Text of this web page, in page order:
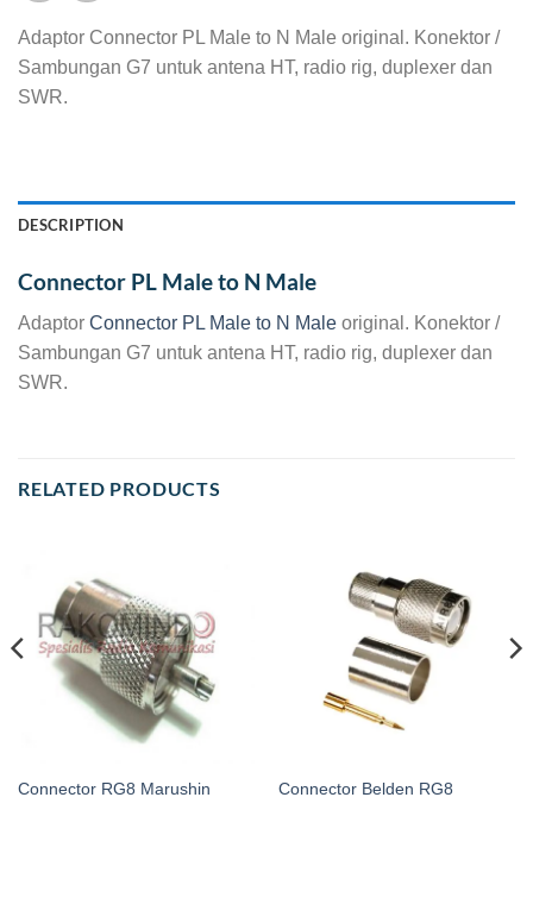
Adaptor Connector PL Male to N Male original. Konektor /
Sambungan G7 untuk antena HT, radio rig, duplexer dan
SWR.
DESCRIPTION
Connector PL Male to N Male
Adaptor Connector PL Male to N Male original. Konektor /
Sambungan G7 untuk antena HT, radio rig, duplexer dan
SWR.
RELATED PRODUCTS
Connector RG8 Marushin Connector Belden RG8